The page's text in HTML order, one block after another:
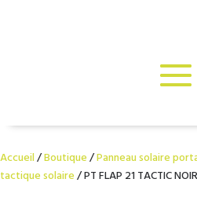
Accueil/Boutique/Panneau solaire
tactique solaire/ PT FLAP 21 TACTIC NOIR